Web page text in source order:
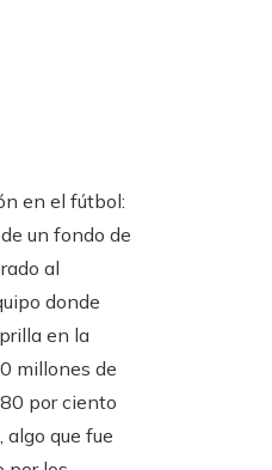
en el fútbol:
un fondo de
al
donde
en la
millones de
por ciento
algo que fue